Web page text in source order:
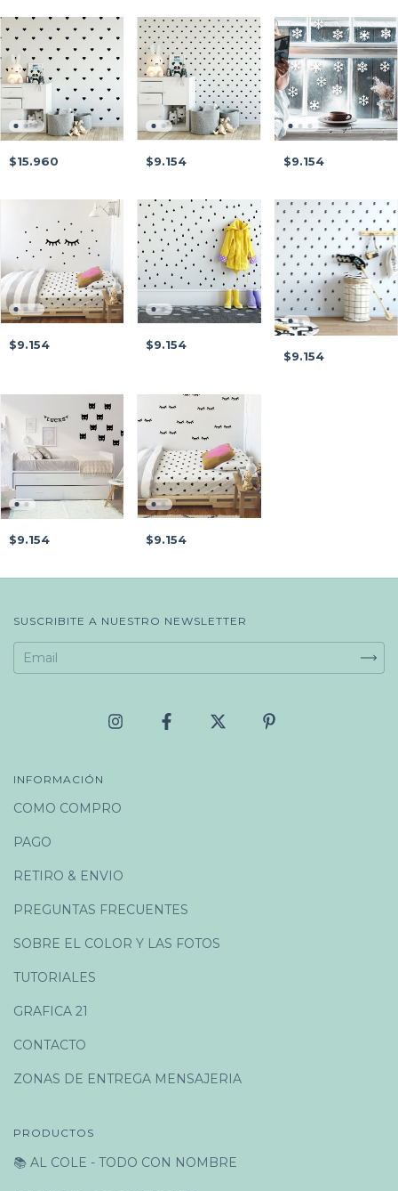
$15.960 $9.154 $9.154
$9.154
$9.154
$9.154
$9.154 $9.154
SUSCRIBITE A NUESTRO NEWSLETTER
INFORMACIÓN
COMO COMPRO
PAGO
RETIRO & ENVIO
PREGUNTAS FRECUENTES
SOBRE EL COLOR Y LAS FOTOS
TUTORIALES
GRAFICA 21
CONTACTO
ZONAS DE ENTREGA MENSAJERIA
PRODUCTOS
📚 AL COLE - TODO CON NOMBRE